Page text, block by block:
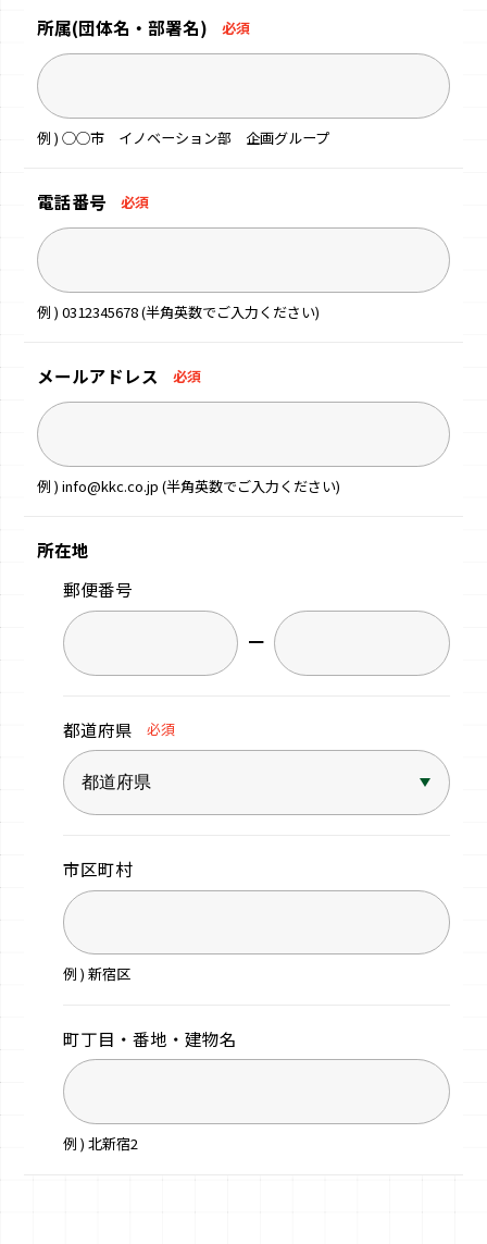
所属(団体名・部署名) 必須
例 ) ◯◯市 イノベーション部 企画グループ
電話番号 必須
例 ) 0312345678 (半角英数でご入力ください)
メールアドレス 必須
例 ) info@kkc.co.jp (半角英数でご入力ください)
所在地
郵便番号
−
都道府県 必須
市区町村
例 ) 新宿区
町丁目・番地・建物名
例 ) 北新宿2